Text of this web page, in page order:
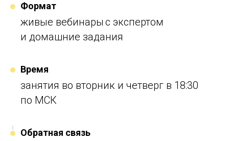
Формат
живые вебинары с экспертом
и домашние задания
Время
занятия во вторник и четверг в 18:30
по МСК
Обратная связь